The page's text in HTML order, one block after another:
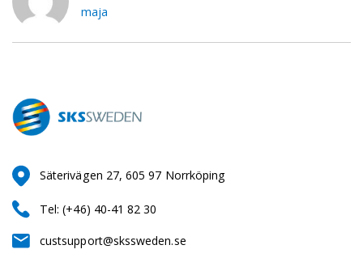
maja
Säterivägen 27, 605 97 Norrköping
Tel: (+46) 40-41 82 30
custsupport@skssweden.se